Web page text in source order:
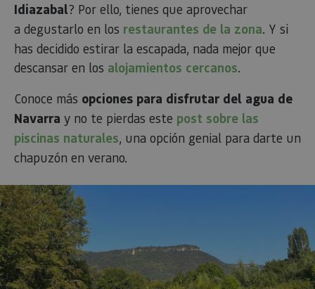
Idiazabal? Por ello, tienes que aprovechar
a degustarlo en los restaurantes de la zona. Y si
has decidido estirar la escapada, nada mejor que
descansar en los alojamientos cercanos.
Conoce más opciones para disfrutar del agua de
Navarra y no te pierdas este post sobre las
piscinas naturales, una opción genial para darte un
chapuzón en verano.